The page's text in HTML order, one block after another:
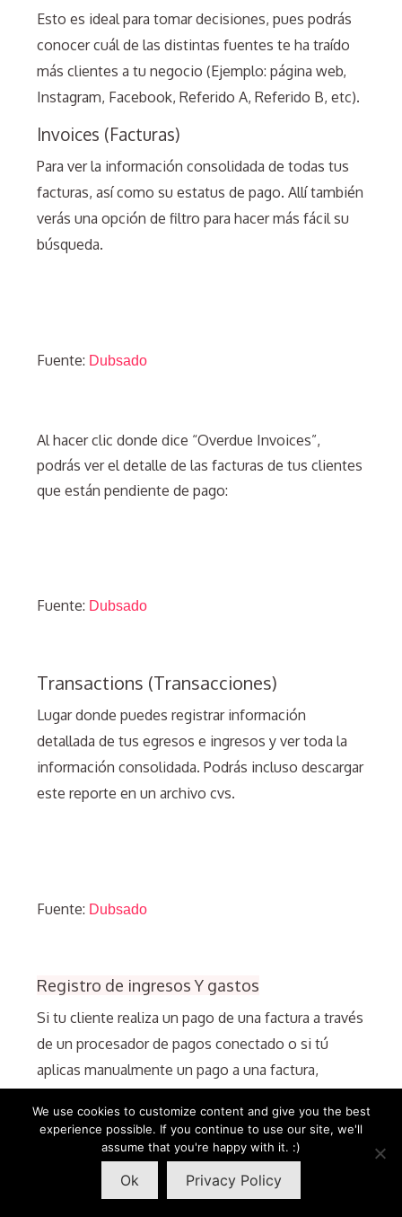
Esto es ideal para tomar decisiones, pues podrás
conocer cuál de las distintas fuentes te ha traído
más clientes a tu negocio (Ejemplo: página web,
Instagram, Facebook, Referido A, Referido B, etc).
Invoices (Facturas)
Para ver la información consolidada de todas tus
facturas, así como su estatus de pago. Allí también
verás una opción de filtro para hacer más fácil su
búsqueda.
Fuente: Dubsado
Al hacer clic donde dice “Overdue Invoices”,
podrás ver el detalle de las facturas de tus clientes
que están pendiente de pago:
Fuente: Dubsado
Transactions (Transacciones)
Lugar donde puedes registrar información
detallada de tus egresos e ingresos y ver toda la
información consolidada. Podrás incluso descargar
este reporte en un archivo cvs.
Fuente: Dubsado
Registro de ingresos Y gastos
Si tu cliente realiza un pago de una factura a través
de un procesador de pagos conectado o si tú
aplicas manualmente un pago a una factura,
automáticamente en esta lista.
Puedes registrar manualmente los gastos
generales de tu negocio o los gastos específicos
de un proyecto utilizando el botón Expense + tal
We use cookies to customize content and give you the best
experience possible. If you continue to use our site, we'll
assume that you're happy with it. :)
Ok Privacy Policy